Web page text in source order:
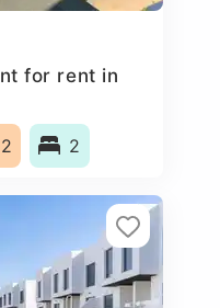
for rent in
2